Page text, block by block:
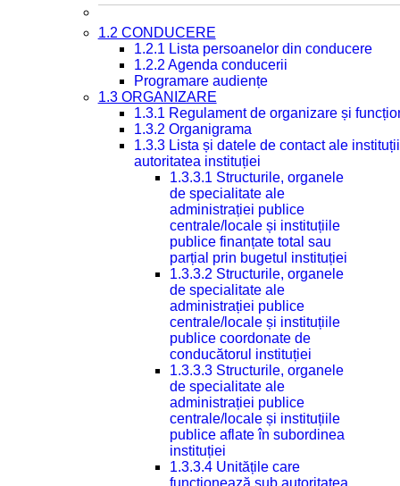
1.2 CONDUCERE
1.2.1 Lista persoanelor din conducere
1.2.2 Agenda conducerii
Programare audiențe
1.3 ORGANIZARE
1.3.1 Regulament de organizare și
1.3.2 Organigrama
1.3.3 Lista și datele de contact ale
autoritatea instituției
1.3.3.1 Structurile, organele
de specialitate ale
administrației publice
centrale/locale și instituțiile
publice finanțate total sau
parțial prin bugetul instituției
1.3.3.2 Structurile, organele
de specialitate ale
administrației publice
centrale/locale și instituțiile
publice coordonate de
conducătorul instituției
1.3.3.3 Structurile, organele
de specialitate ale
administrației publice
centrale/locale și instituțiile
publice aflate în subordinea
instituției
1.3.3.4 Unitățile care
funcționează sub autoritatea